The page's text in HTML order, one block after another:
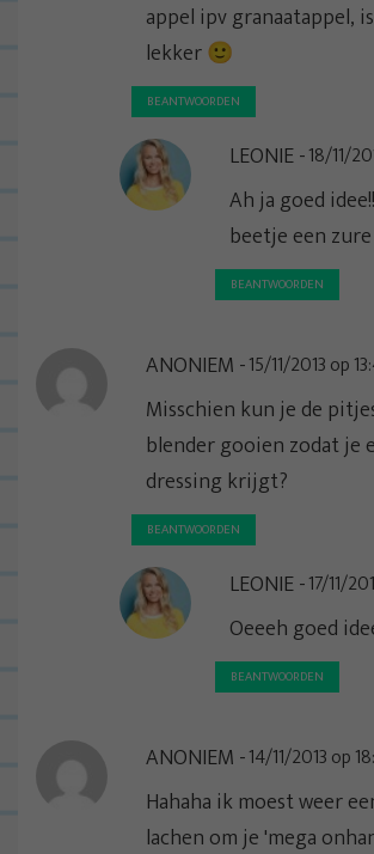
appel ipv granaatappel,
lekker 🙂
BEANTWOORDEN
LEONIE 18/11/
Ah ja goed
beetje een
BEANTWOORDEN
ANONIEM 15/11/2013 op
Misschien kun je de
blender gooien zodat je
dressing krijgt?
BEANTWOORDEN
LEONIE 17/11/
Oeeeh goed
BEANTWOORDEN
ANONIEM 14/11/2013 op
Hahaha ik moest weer
lachen om je 'mega